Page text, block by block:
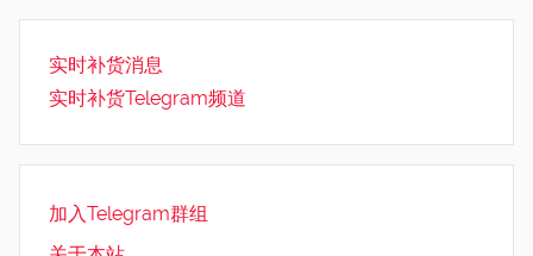
实时补货消息
实时补货Telegram频道
加入Telegram群组